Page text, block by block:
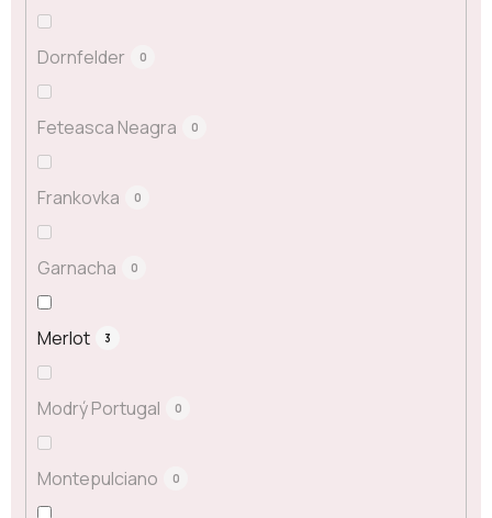
Dornfelder 0
Feteasca Neagra 0
Frankovka 0
Garnacha 0
Merlot 3
Modrý Portugal 0
Montepulciano 0